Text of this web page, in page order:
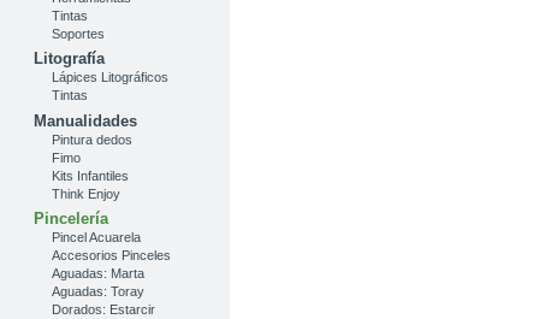
Tintas
Soportes
Litografía
Lápices Litográficos
Tintas
Manualidades
Pintura dedos
Fimo
Kits Infantiles
Think Enjoy
Pincelería
Pincel Acuarela
Accesorios Pinceles
Aguadas: Marta
Aguadas: Toray
Dorados: Estarcir